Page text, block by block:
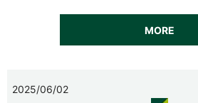
MORE
2025/06/02